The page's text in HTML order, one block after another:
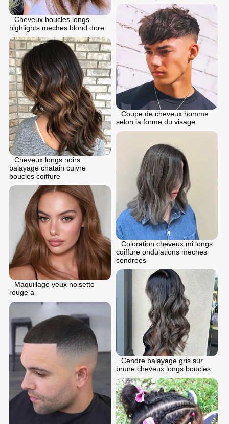
Cheveux boucles longs
highlights meches blond dore
Coupe de cheveux homme
selon la forme du visage
Cheveux longs noirs
balayage chatain cuivre
boucles coiffure
Coloration cheveux mi longs
coiffure ondulations meches
cendrees
Maquillage yeux noisette
rouge a
Cendre balayage gris sur
brune cheveux longs boucles